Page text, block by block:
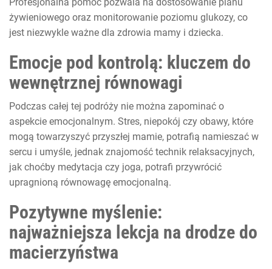
żywieniowego oraz monitorowanie poziomu glukozy, co
jest niezwykle ważne dla zdrowia mamy i dziecka.
Emocje pod kontrolą: kluczem do
wewnętrznej równowagi
Podczas całej tej podróży nie można zapominać o
aspekcie emocjonalnym. Stres, niepokój czy obawy, które
mogą towarzyszyć przyszłej mamie, potrafią namieszać w
sercu i umyśle, jednak znajomość technik relaksacyjnych,
jak choćby medytacja czy joga, potrafi przywrócić
upragnioną równowagę emocjonalną.
Pozytywne myślenie:
najważniejsza lekcja na drodze do
macierzyństwa